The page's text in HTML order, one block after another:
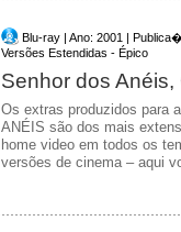
Blu-ray | Ano: 2001 |
Versões Estendidas - Épico
Senhor dos
Os extras produzidos para
ANÉIS são dos mais
home video em todos os
versões de cinema – aqui